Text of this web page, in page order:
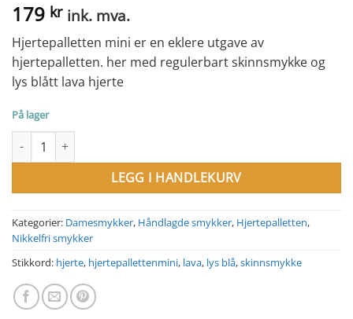
179 kr ink. mva.
Hjertepalletten mini er en eklere utgave av
hjertepalletten. her med regulerbart skinnsmykke og
lys blått lava hjerte
På lager
Hjertepalletten mini. Skinnsmykke med lys blått lava hjerte
LEGG I HANDLEKURV
Kategorier: Damesmykker, Håndlagde smykker, Hjertepalletten,
Nikkelfri smykker
Stikkord: hjerte, hjertepallettenmini, lava, lys blå,skinnsmykke